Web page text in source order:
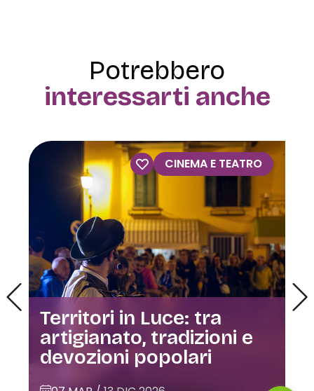
Potrebbero
interessarti anche
VISITE GUIDATE
Visite guidate alla Casa
dell’Orfano